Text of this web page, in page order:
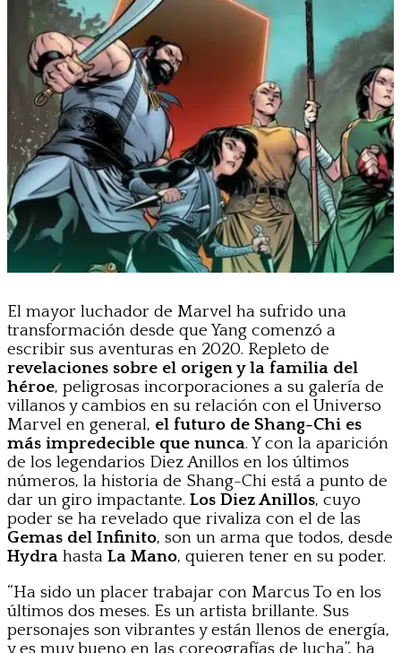
El mayor luchador de Marvel ha sufrido una
transformación desde que Yang comenzó a
escribir sus aventuras en 2020. Repleto de
revelaciones sobre el origen y la familia del
héroe, peligrosas incorporaciones a su galería de
villanos y cambios en su relación con el Universo
Marvel en general, el futuro de Shang-Chi es
más impredecible que nunca. Y con la aparición
de los legendarios Diez Anillos en los últimos
números, la historia de Shang-Chi está a punto de
dar un giro impactante. Los Diez Anillos, cuyo
poder se ha revelado que rivaliza con el de las
Gemas del Infinito, son un arma que todos, desde
Hydra hasta La Mano, quieren tener en su poder.
“Ha sido un placer trabajar con Marcus To en los
últimos dos meses. Es un artista brillante. Sus
personajes son vibrantes y están llenos de energía,
y es muy bueno en las coreografías de lucha”, ha